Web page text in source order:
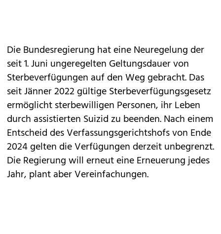
Die Bundesregierung hat eine Neuregelung der
seit 1. Juni ungeregelten Geltungsdauer von
Sterbeverfügungen auf den Weg gebracht. Das
seit Jänner 2022 gültige Sterbeverfügungsgesetz
ermöglicht sterbewilligen Personen, ihr Leben
durch assistierten Suizid zu beenden. Nach einem
Entscheid des Verfassungsgerichtshofs von Ende
2024 gelten die Verfügungen derzeit unbegrenzt.
Die Regierung will erneut eine Erneuerung jedes
Jahr, plant aber Vereinfachungen.